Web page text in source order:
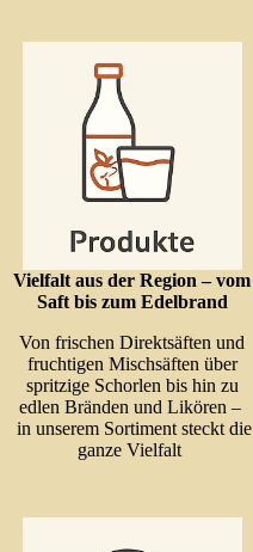
Vielfalt aus der Region – vom
Saft bis zum Edelbrand
Von frischen Direktsäften und
fruchtigen Mischsäften über
spritzige Schorlen bis hin zu
edlen Bränden und Likören –
in unserem Sortiment steckt die
ganze Vielfalt